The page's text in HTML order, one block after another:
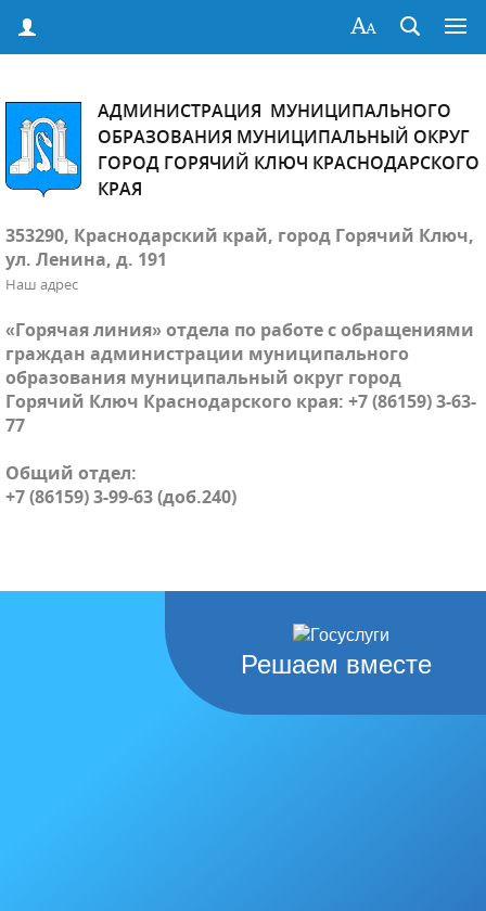
АДМИНИСТРАЦИЯ МУНИЦИПАЛЬНОГО
ОБРАЗОВАНИЯ МУНИЦИПАЛЬНЫЙ ОКРУГ
ГОРОД ГОРЯЧИЙ КЛЮЧ КРАСНОДАРСКОГО
КРАЯ
353290, Краснодарский край, город Горячий Ключ,
ул. Ленина, д. 191
Наш адрес
«Горячая линия» отдела по работе с обращениями
граждан администрации муниципального
образования муниципальный округ город
Горячий Ключ Краснодарского края: +7 (86159) 3-63-
77
Общий отдел:
+7 (86159) 3-99-63 (доб.240)
Решаем вместе